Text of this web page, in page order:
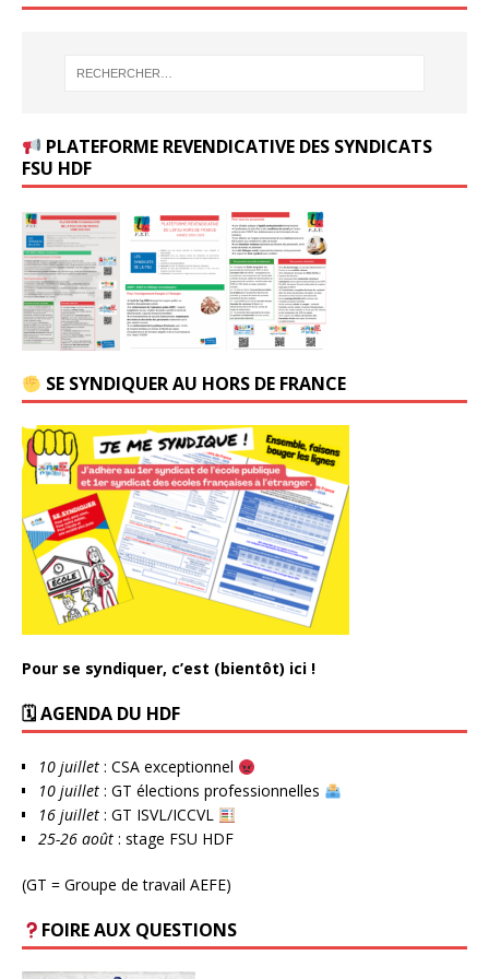
PLATEFORME REVENDICATIVE DES SYNDICATS
FSU HDF
SE SYNDIQUER AU HORS DE FRANCE
Pour se syndiquer, c’est (bientôt) ici !
🗓 AGENDA DU HDF
10 juillet : CSA exceptionnel
10 juillet : GT élections professionnelles
16 juillet : GT ISVL/ICCVL
25-26 août : stage FSU HDF
(GT = Groupe de travail AEFE)
FOIRE AUX QUESTIONS